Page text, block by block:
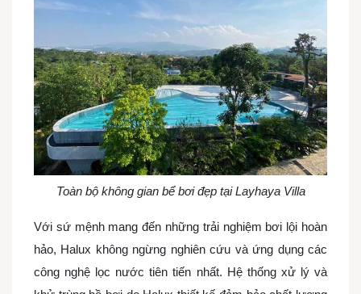
Toàn bộ không gian bể bơi đẹp tại Layhaya Villa
Với sứ mệnh mang đến những trải nghiệm bơi lội hoàn
hảo, Halux không ngừng nghiên cứu và ứng dụng các
công nghệ lọc nước tiên tiến nhất. Hệ thống xử lý và